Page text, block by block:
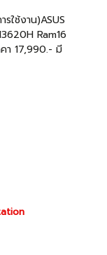
ใช้งาน)ASUS
Ram16
า 17,990.- มี